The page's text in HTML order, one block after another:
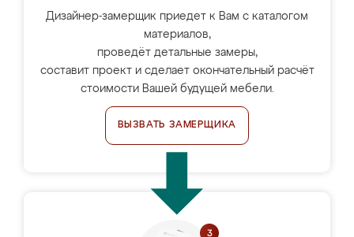
Дизайнер-замерщик приедет к Вам с каталогом
материалов,
проведёт детальные замеры,
составит проект и сделает окончательный расчёт
стоимости Вашей будущей мебели.
ВЫЗВАТЬ ЗАМЕРЩИКА